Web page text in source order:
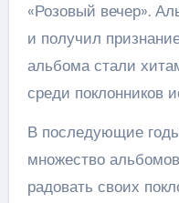
«Розовый вечер».
и получил
альбома стали
среди поклонников
В последующие
множество
радовать своих